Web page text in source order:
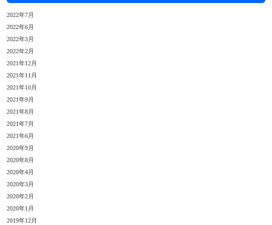
2022年7月
2022年6月
2022年3月
2022年2月
2021年12月
2021年11月
2021年10月
2021年9月
2021年8月
2021年7月
2021年6月
2020年9月
2020年8月
2020年4月
2020年3月
2020年2月
2020年1月
2019年12月